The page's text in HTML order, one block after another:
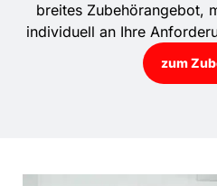
breites Zubehörangebot,
individuell an Ihre
zum